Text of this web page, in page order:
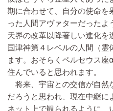
期に合わせて、自分の使命を
った人間アヴァターだったよ
天界の改革以降著しい進化を
国津神第４レベルの人間（
ます。おそらくペルセウス座
住んでいると思われます。
将来、宇宙との交信が自然
だろうと思われ、現在中継
ネット上で観られるように、